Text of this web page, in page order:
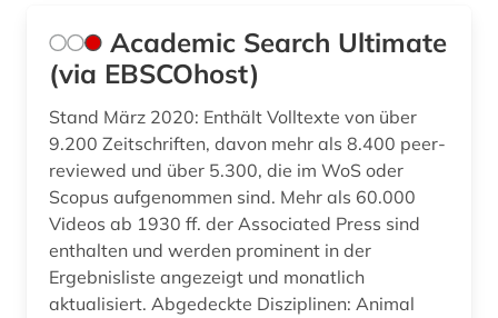
dänisch-hallesche mission in tranquebar (1)
e-book (2)
e-commerce (1)
e-learning (7)
e-tutorial (1)
earnings calls transkripte (1)
edition (1)
Academic Search Ultimate
(via EBSCOhost)
Stand März 2020: Enthält Volltexte von über
9.200 Zeitschriften, davon mehr als 8.400 peer-
reviewed und über 5.300, die im WoS oder
Scopus aufgenommen sind. Mehr als 60.000
Videos ab 1930 ff. der Associated Press sind
enthalten und werden prominent in der
Ergebnisliste angezeigt und monatlich
aktualisiert. Abgedeckte Disziplinen: Animal